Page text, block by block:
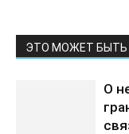
ЭТО МОЖЕТ БЫТЬ
О